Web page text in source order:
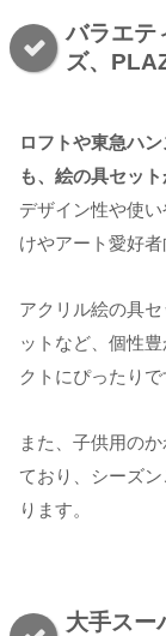
バラエテ
ズ、
ロフトや東急ハ
も、絵の具セッ
デザイン性や使
けやアート愛好者
アクリル絵の具
ットなど、個性
クトにぴったりで
また、子供用の
ており、シーズ
ります。
大手スー